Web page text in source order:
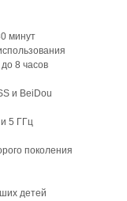
минут
8 часов
и BeiDou
5 ГГц
поколения
детей